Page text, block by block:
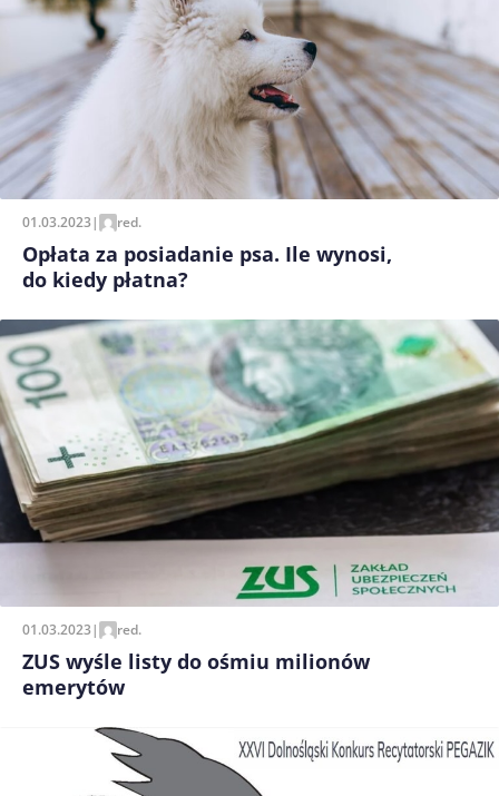
01.03.2023| red.
Opłata za posiadanie psa. Ile wynosi,
do kiedy płatna?
01.03.2023| red.
ZUS wyśle listy do ośmiu milionów
emerytów